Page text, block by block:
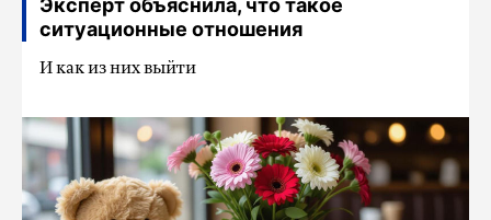
Эксперт объяснила, что такое
ситуационные отношения
И как из них выйти